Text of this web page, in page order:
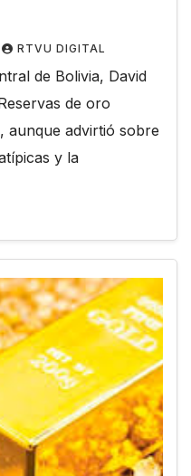
RTVU DIGITAL
de Bolivia, David
de oro
aunque advirtió sobre
y la